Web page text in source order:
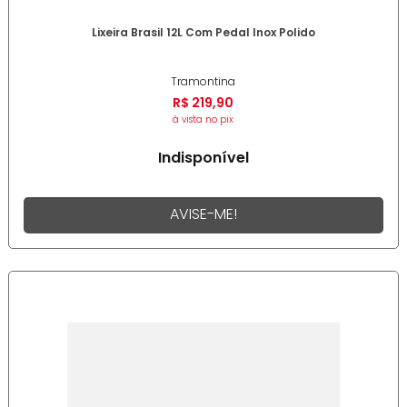
Lixeira Brasil 12L Com Pedal Inox Polido
Tramontina
R$ 219,90
à vista no pix
Indisponível
AVISE-ME!